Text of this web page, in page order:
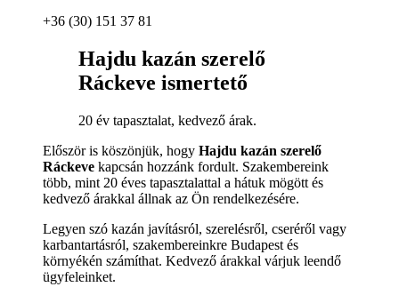
+36 (30) 151 37 81
Hajdu kazán szerelő
Ráckeve ismertető
20 év tapasztalat, kedvező árak.
Először is köszönjük, hogy Hajdu kazán szerelő
Ráckeve kapcsán hozzánk fordult. Szakembereink
több, mint 20 éves tapasztalattal a hátuk mögött és
kedvező árakkal állnak az Ön rendelkezésére.
Legyen szó kazán javításról, szerelésről, cseréről vagy
karbantartásról, szakembereinkre Budapest és
környékén számíthat. Kedvező árakkal várjuk leendő
ügyfeleinket.